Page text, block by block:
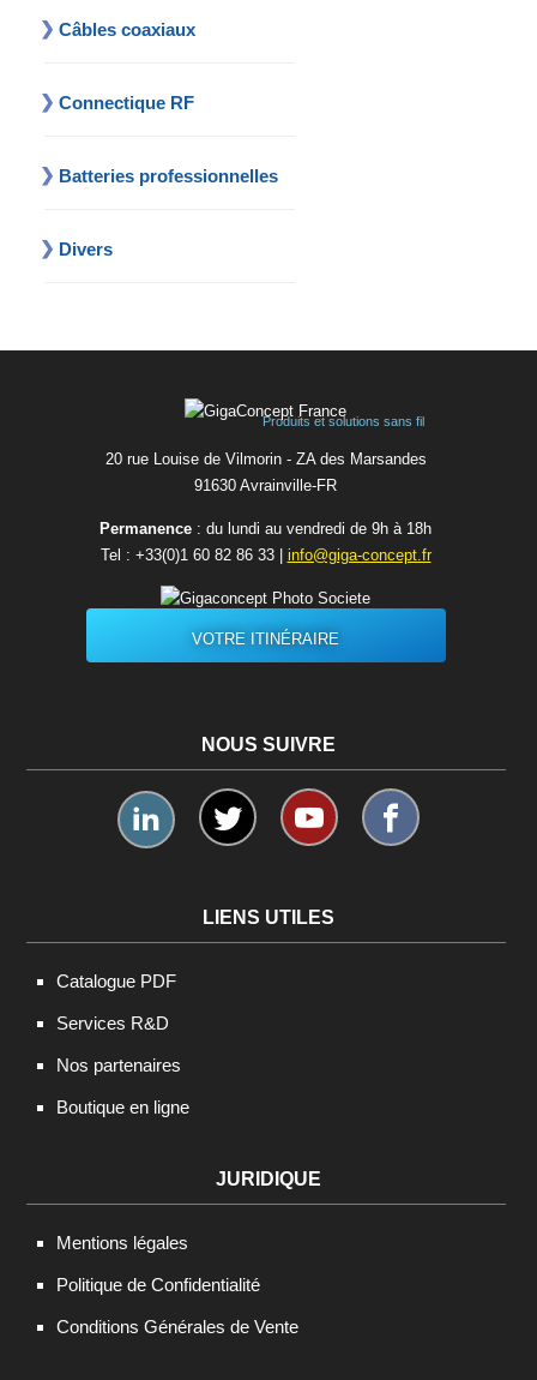
Câbles coaxiaux
Connectique RF
Batteries professionnelles
Divers
Produits et solutions sans fil
20 rue Louise de Vilmorin - ZA des Marsandes
91630 Avrainvilleㅤ-ㅤFR
Permanence : du lundi au vendredi de 9h à 18h
Tel : +33(0)1 60 82 86 33| info@giga-concept.fr
VOTRE ITINÉRAIRE
NOUS SUIVRE
LIENS UTILES
Catalogue PDF
Services R&D
Nos partenaires
Boutique en ligne
JURIDIQUE
Mentions légales
Politique de Confidentialité
Conditions Générales de Vente